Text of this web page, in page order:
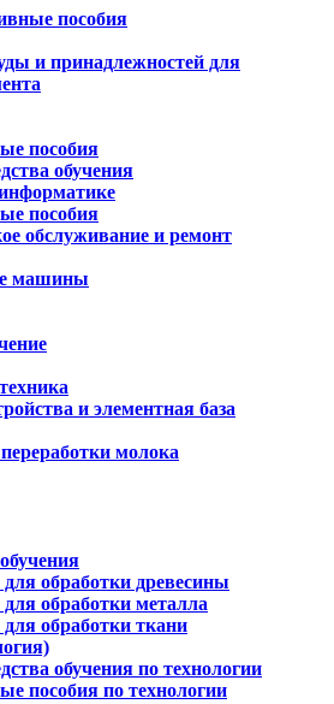
пособия
и принадлежностей для
пособия
обучения
пособия
обслуживание и ремонт
машины
и элементная база
молока
обработки древесины
обработки металла
обработки ткани
обучения по технологии
пособия по технологии